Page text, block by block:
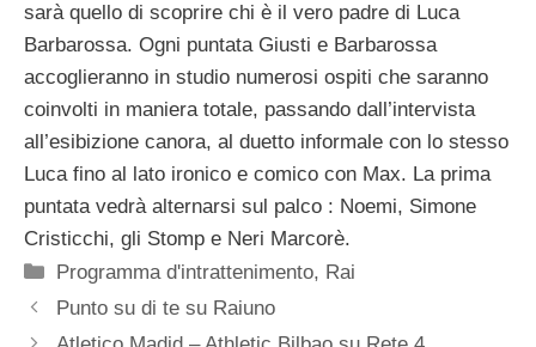
sarà quello di scoprire chi è il vero padre di Luca
Barbarossa. Ogni puntata Giusti e Barbarossa
accoglieranno in studio numerosi ospiti che saranno
coinvolti in maniera totale, passando dall’intervista
all’esibizione canora, al duetto informale con lo stesso
Luca fino al lato ironico e comico con Max. La prima
puntata vedrà alternarsi sul palco : Noemi, Simone
Cristicchi, gli Stomp e Neri Marcorè.
Categorie
Programma d'intrattenimento, Rai
Punto su di te su Raiuno